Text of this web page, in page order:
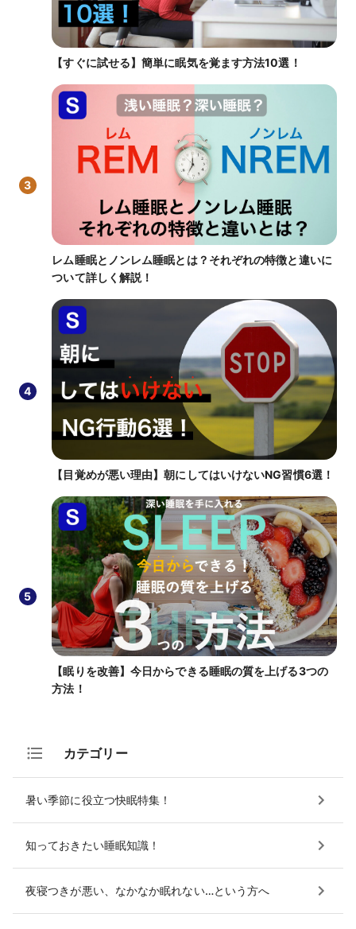
【すぐに試せる】簡単に眠気を覚ます方法10選！
3
レム睡眠とノンレム睡眠とは？それぞれの特徴と違いに
ついて詳しく解説！
4
【目覚めが悪い理由】朝にしてはいけないNG習慣6選！
5
【眠りを改善】今日からできる睡眠の質を上げる3つの
方法！
カテゴリー
暑い季節に役立つ快眠特集！
知っておきたい睡眠知識！
夜寝つきが悪い、なかなか眠れない…という方へ